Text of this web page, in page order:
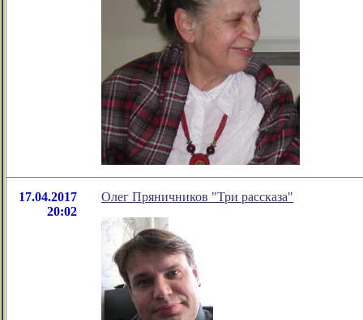
17.04.2017
20:02
Олег Пряничников "Три рассказа"